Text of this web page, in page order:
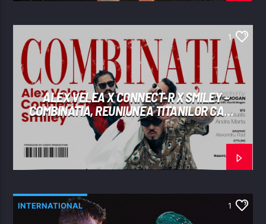
1
ALEX VELEA X CONNECT-R X SMILEY –
COMBINATIA, REUNIUNEA TITANILOR CARE
A „SPART” INTERNETUL
INTERNATIONAL 1